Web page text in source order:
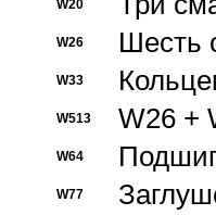
W20
W26 Шесть
W33
W513 W26 +
W64
W77